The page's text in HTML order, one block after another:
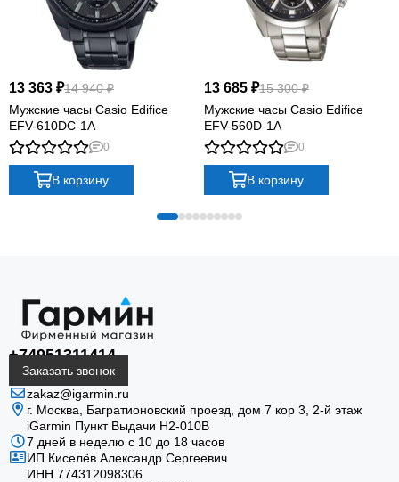
13 363 ₽14 940 ₽
Мужские часы Casio Edifice
EFV-610DC-1A
0
В корзину
13 685 ₽15 300 ₽
Мужские часы Casio Edifice
EFV-560D-1A
0
В корзину
+74951311414
Заказать звонок
zakaz@igarmin.ru
г. Москва, Багратионовский проезд, дом 7 кор 3, 2-й этаж
iGarmin Пункт Выдачи Н2-010В
7 дней в неделю с 10 до 18 часов
ИП Киселёв Александр Сергеевич
ИНН 774312098306